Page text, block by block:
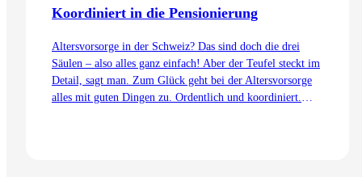
Koordiniert in die Pensionierung
Altersvorsorge in der Schweiz? Das sind doch die drei
Säulen – also alles ganz einfach! Aber der Teufel steckt im
Detail, sagt man. Zum Glück geht bei der Altersvorsorge
alles mit guten Dingen zu. Ordentlich und koordiniert.